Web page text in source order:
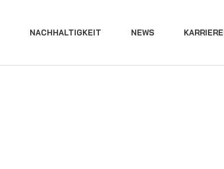
NACHHALTIGKEIT NEWS